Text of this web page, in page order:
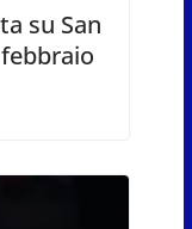
su San